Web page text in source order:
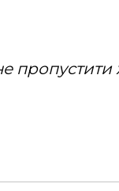
пропустити